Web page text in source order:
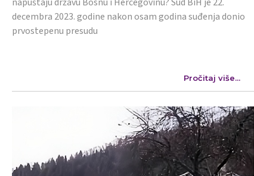
decembra 2023. godine nakon osam godina suđenja donio
prvostepenu presudu
Pročitaj više...